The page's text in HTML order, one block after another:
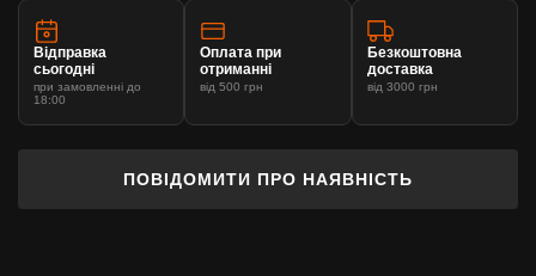
ПОВІДОМИТИ ПРО НАЯВНІСТЬ
Відправка
сьогодні
при замовленні до
18:00
Оплата при
отриманні
від 500 грн
Безкоштовна
доставка
від 3000 грн